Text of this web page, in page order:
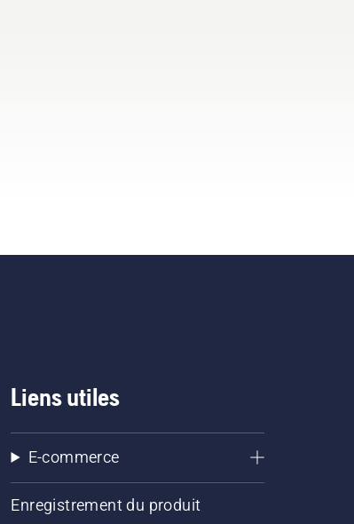
Liens utiles
E-commerce
Enregistrement du produit